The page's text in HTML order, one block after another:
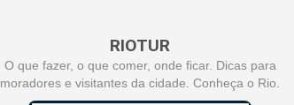
RIOTUR
O que fazer, o que comer, onde ficar. Dicas para
moradores e visitantes da cidade. Conheça o Rio.